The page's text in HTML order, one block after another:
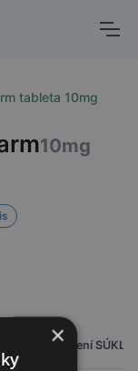
tableta 10mg
10mg
Hlášení SÚKL
×